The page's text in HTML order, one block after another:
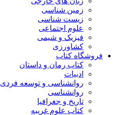
زمین شناسی
زیست شناسی
علوم اجتماعی
فیزیک و شیمی
کشاورزی
فروشگاه کتاب
کتاب رمان و داستان
ادبیات
روانشناسی و توسعه فردی
روانشناسی
تاریخ و جغرافیا
کتاب علوم غریبه